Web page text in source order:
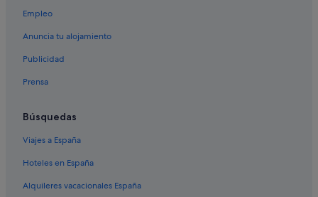
East Vancouver hoteles
Centro de Vancouver hoteles
Condominios en Vancouver
Apartamentos en Vancouver
Hoteles boutique en Centro de Vancouver
Apartamentos en Richmond
Centro de la ciudad de Richmond hoteles
Riley Park hoteles
Empleo
Anuncia tu alojamiento
Publicidad
Prensa
Búsquedas
Viajes a España
Hoteles en España
Alquileres vacacionales España